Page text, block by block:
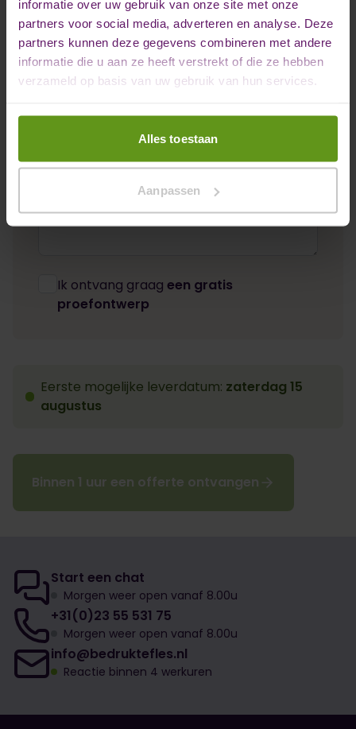
informatie over uw gebruik van onze site met onze
partners voor social media, adverteren en analyse. Deze
partners kunnen deze gegevens combineren met andere
informatie die u aan ze heeft verstrekt of die ze hebben
verzameld op basis van uw gebruik van hun services.
Alles toestaan
Aanpassen
Emailadres *
Opmerkingen
Ik ontvang graag een gratis
proefontwerp
Eerste mogelijke leverdatum: zaterdag 15
augustus
Binnen 1 uur een offerte ontvangen
Start een chat
Morgen weer open vanaf 8.00u
+31(0)23 55 531 75
Morgen weer open vanaf 8.00u
info@bedruktefles.nl
Reactie binnen 4 werkuren